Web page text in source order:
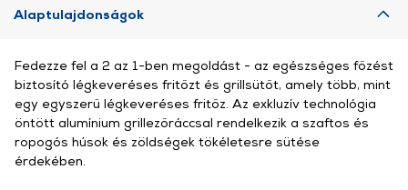
Alaptulajdonságok
Fedezze fel a 2 az 1-ben megoldást - az egészséges főzést
biztosító légkeveréses fritőzt és grillsütőt, amely több, mint
egy egyszerű légkeveréses fritőz. Az exkluzív technológia
öntött alumínium grillezőráccsal rendelkezik a szaftos és
ropogós húsok és zöldségek tökéletesre sütése
érdekében.